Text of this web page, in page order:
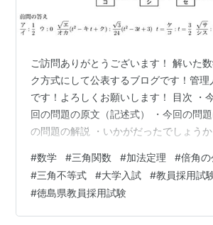
ご訪問ありがとうございます！ 解いた
ク方式にして公表するブログです！管
です！よろしくお願いします！ 目次 ・
回の問題の原文（記述式） ・今回の問
の問題の解説 ・いかがだったでしょう
試験専門教養数学の問題です。 今回は中
す。 今回の問題の原文（記述式） 2つの
次の(1)・(2)の問いに答えなさい。 (1)は
た、はを用いてそれぞれ表しなさい。
#数学 #三角関数 #加法定理 #倍角
#三角不等式 #大学入試 #教員採用試
#徳島県教員採用試験